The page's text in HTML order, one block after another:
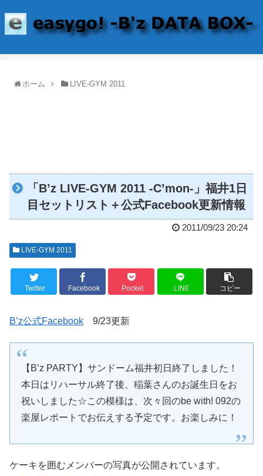
ホーム LIVE-GYM 2011
「B’z LIVE-GYM 2011 -C’mon-」福井1日
目セットリスト＋公式Facebook更新情報
2011/09/23 20:24
LIVE-GYM 2011
Twitter Facebook Pocket LINE コピー
B’z公式Facebook 9/23更新
【B’z PARTY】サンドーム福井初日終了しました！
本日はリハーサル終了後、稲葉さんのお誕生日をお
祝いしました☆この模様は、次々回のbe with! 092の
楽屋レポートでお伝えする予定です。お楽しみに！
ケーキを囲むメンバーの写真が公開されています。